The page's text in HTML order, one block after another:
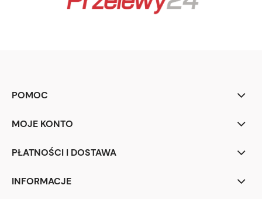
POMOC
MOJE KONTO
PŁATNOŚCI I DOSTAWA
INFORMACJE